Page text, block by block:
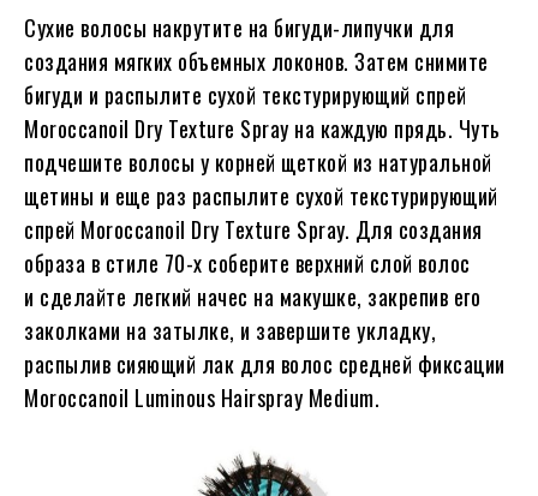
Сухие волосы накрутите на бигуди-липучки для
создания мягких объемных локонов. Затем снимите
бигуди и распылите сухой текстурирующий спрей
Moroccanoil Dry Texture Spray на каждую прядь. Чуть
подчешите волосы у корней щеткой из натуральной
щетины и еще раз распылите сухой текстурирующий
спрей Moroccanoil Dry Texture Spray. Для создания
образа в стиле 70-х соберите верхний слой волос
и сделайте легкий начес на макушке, закрепив его
заколками на затылке, и завершите укладку,
распылив сияющий лак для волос средней фиксации
Moroccanoil Luminous Hairspray Medium.